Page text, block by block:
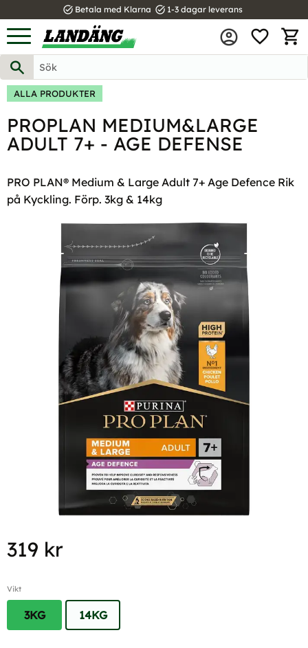
Meny
task_alt Betala med Klarna task_alt 1-3 dagar leverans
ALLA PRODUKTER
PROPLAN MEDIUM&LARGE
ADULT 7+ - AGE DEFENSE
PRO PLAN® Medium & Large Adult 7+ Age Defence Rik
på Kyckling. Förp. 3kg & 14kg
319 kr
Vikt
3KG 14KG